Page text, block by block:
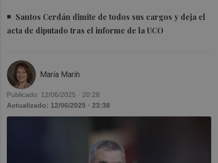
Santos Cerdán dimite de todos sus cargos y deja el
acta de diputado tras el informe de la UCO
María Marín
Publicado: 12/06/2025 · 20:28
Actualizado: 12/06/2025 · 23:38